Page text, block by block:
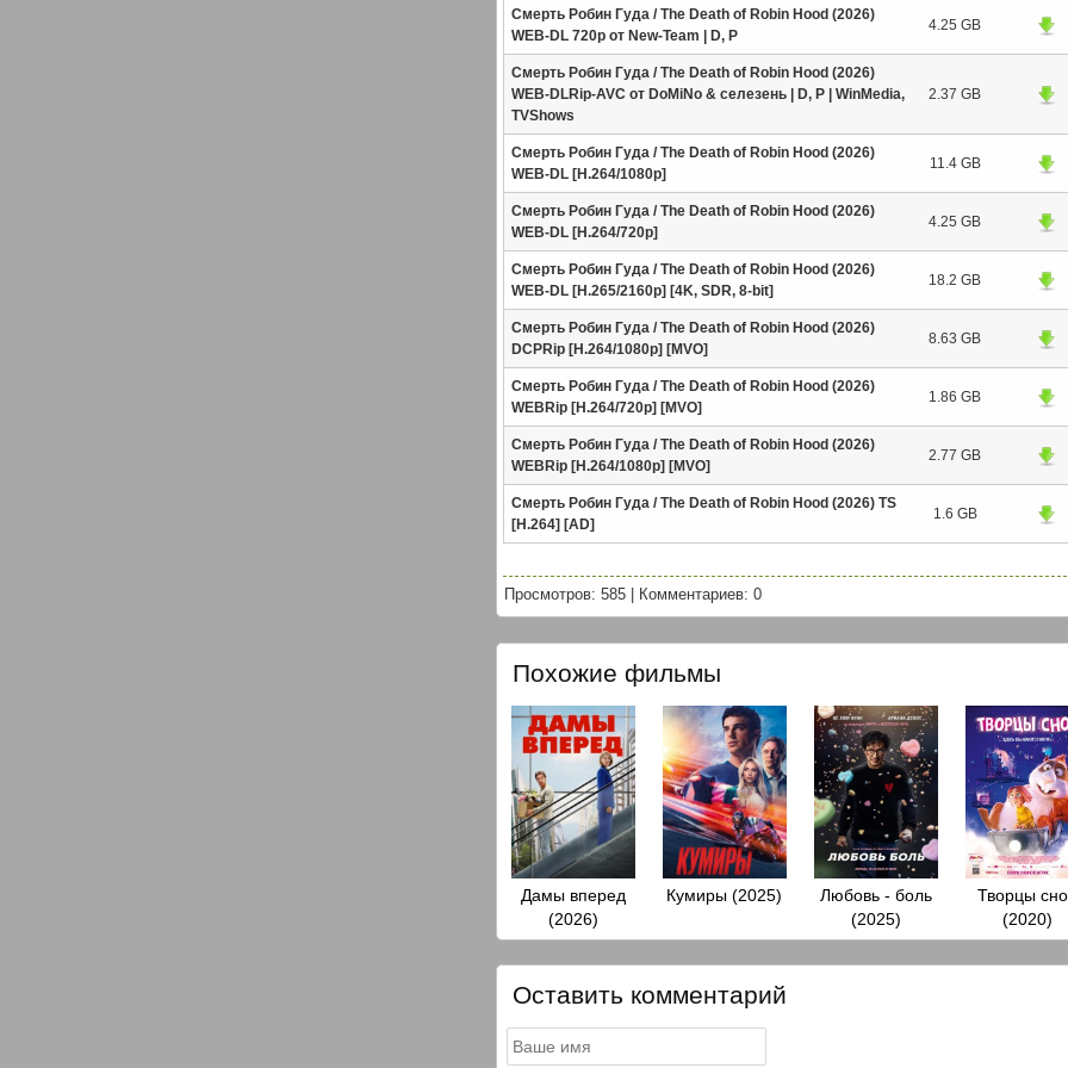
Смерть Робин Гуда / The Death of Robin Hood (2026)
WEB-DL 720p от New-Team | D, P
4.25 GB
Смерть Робин Гуда / The Death of Robin Hood (2026)
WEB-DLRip-AVC от DoMiNo & селезень | D, Р | WinMedia,
TVShows
2.37 GB
Смерть Робин Гуда / The Death of Robin Hood (2026)
WEB-DL [H.264/1080p]
11.4 GB
Смерть Робин Гуда / The Death of Robin Hood (2026)
WEB-DL [H.264/720p]
4.25 GB
Смерть Робин Гуда / The Death of Robin Hood (2026)
WEB-DL [H.265/2160p] [4K, SDR, 8-bit]
18.2 GB
Смерть Робин Гуда / The Death of Robin Hood (2026)
DCPRip [H.264/1080p] [MVO]
8.63 GB
Смерть Робин Гуда / The Death of Robin Hood (2026)
WEBRip [H.264/720p] [MVO]
1.86 GB
Смерть Робин Гуда / The Death of Robin Hood (2026)
WEBRip [H.264/1080p] [MVO]
2.77 GB
Смерть Робин Гуда / The Death of Robin Hood (2026) TS
[H.264] [AD]
1.6 GB
Просмотров: 585 Комментариев: 0
Похожие фильмы
Дамы вперед
(2026)
Кумиры (2025)
Любовь - боль
(2025)
Творцы
(2020)
Оставить комментарий